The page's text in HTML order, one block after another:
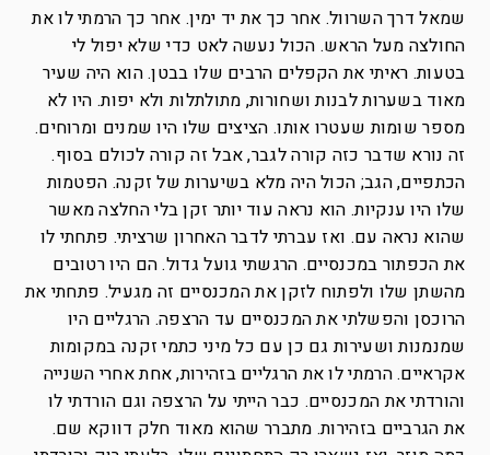
שמאל דרך השרוול. אחר כך את יד ימין. אחר כך הרמתי לו את
החולצה מעל הראש. הכול נעשה לאט כדי שלא יפול לי
בטעות. ראיתי את הקפלים הרבים שלו בבטן. הוא היה שעיר
מאוד בשערות לבנות ושחורות, מתולתלות ולא יפות. היו לא
מספר שומות שעטרו אותו. הציצים שלו היו שמנים ומרוחים.
זה נורא שדבר כזה קורה לגבר, אבל זה קורה לכולם בסוף.
הכתפיים, הגב; הכול היה מלא בשיערות של זקנה. הפטמות
שלו היו ענקיות. הוא נראה עוד יותר זקן בלי החלצה מאשר
שהוא נראה עם. ואז עברתי לדבר האחרון שרציתי. פתחתי לו
את הכפתור במכנסיים. הרגשתי גועל גדול. הם היו רטובים
מהשתן שלו ולפתוח לזקן את המכנסיים זה מגעיל. פתחתי את
הרוכסן והפשלתי את המכנסיים עד הרצפה. הרגליים היו
שמנמנות ושעירות גם כן עם כל מיני כתמי זקנה במקומות
אקראיים. הרמתי לו את הרגליים בזהירות, אחת אחרי השנייה
והורדתי את המכנסיים. כבר הייתי על הרצפה וגם הורדתי לו
את הגרביים בזהירות. מתברר שהוא מאוד חלק דווקא שם.